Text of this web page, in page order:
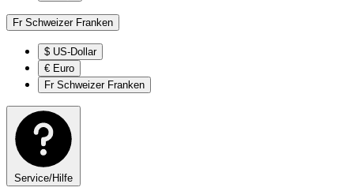
Fr Schweizer Franken
$ US-Dollar
€ Euro
Fr Schweizer Franken
Service/Hilfe